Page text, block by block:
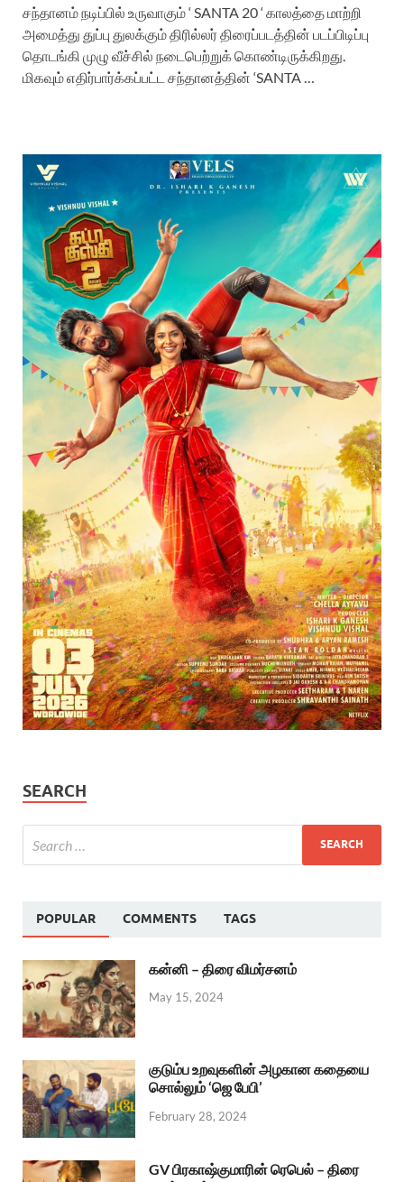
சந்தானம் நடிப்பில் உருவாகும் ‘ SANTA 20 ‘ காலத்தை மாற்றி
அமைத்து துப்பு துலக்கும் திரில்லர் திரைப்படத்தின் படப்பிடிப்பு
தொடங்கி முழு வீச்சில் நடைபெற்றுக் கொண்டிருக்கிறது.
மிகவும் எதிர்பார்க்கப்பட்ட சந்தானத்தின் ‘SANTA …
SEARCH
POPULAR COMMENTS TAGS
கன்னி – திரை விமர்சனம்
May 15, 2024
குடும்ப உறவுகளின் அழகான கதையை
சொல்லும் ‘ஜெ பேபி’
February 28, 2024
GV பிரகாஷ்குமாரின் ரெபெல் – திரை